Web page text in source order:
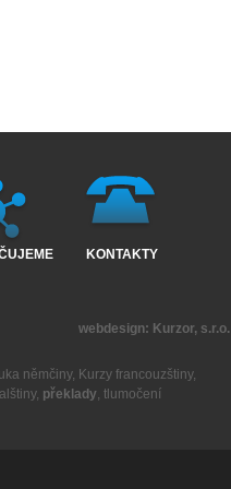
KONTAKTY
webdesign: Kurzor, s.r.o.
němčiny, Kurzy francouzštiny,
, překlady, tlumočení